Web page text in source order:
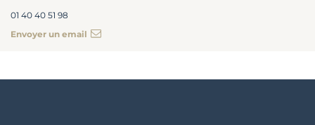
01 40 40 51 98
Envoyer un email